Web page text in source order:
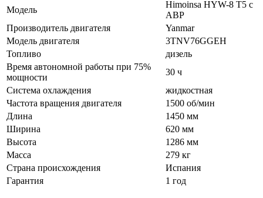
Модель
Himoinsa HYW-8 T5 с
АВР
Производитель двигателя
Yanmar
Модель двигателя
3TNV76GGEH
Топливо
дизель
Время автономной работы при 75%
мощности
30 ч
Система охлаждения
жидкостная
Частота вращения двигателя
1500 об/мин
Длина
1450 мм
Ширина
620 мм
Высота
1286 мм
Масса
279 кг
Страна происхождения
Испания
Гарантия
1 год